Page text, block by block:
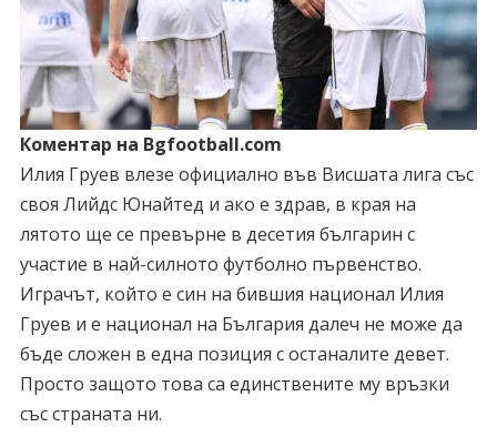
Коментар на Bgfootball.com
Илия Груев влезе официално във Висшата лига със
своя Лийдс Юнайтед и ако е здрав, в края на
лятото ще се превърне в десетия българин с
участие в най-силното футболно първенство.
Играчът, който е син на бившия национал Илия
Груев и е национал на България далеч не може да
бъде сложен в една позиция с останалите девет.
Просто защото това са единствените му връзки
със страната ни.